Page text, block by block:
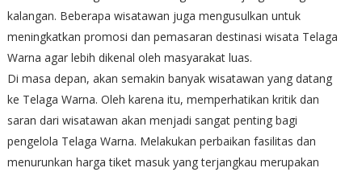
kalangan. Beberapa wisatawan juga mengusulkan untuk
meningkatkan promosi dan pemasaran destinasi wisata Telaga
Warna agar lebih dikenal oleh masyarakat luas.
Di masa depan, akan semakin banyak wisatawan yang datang
ke Telaga Warna. Oleh karena itu, memperhatikan kritik dan
saran dari wisatawan akan menjadi sangat penting bagi
pengelola Telaga Warna. Melakukan perbaikan fasilitas dan
menurunkan harga tiket masuk yang terjangkau merupakan